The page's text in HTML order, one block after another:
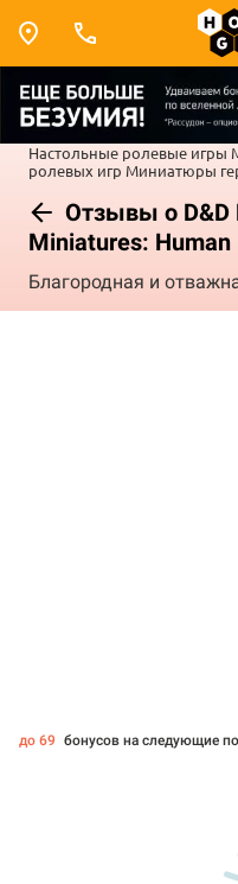
Настольные ролевые игры
ролевых игр Миниатюры
Отзывы о D&D
Miniatures:
Благородная и
до 69 бонусов на следующие